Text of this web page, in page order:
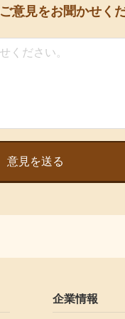
ご意見をお聞かせく
意見を送る
企業情報